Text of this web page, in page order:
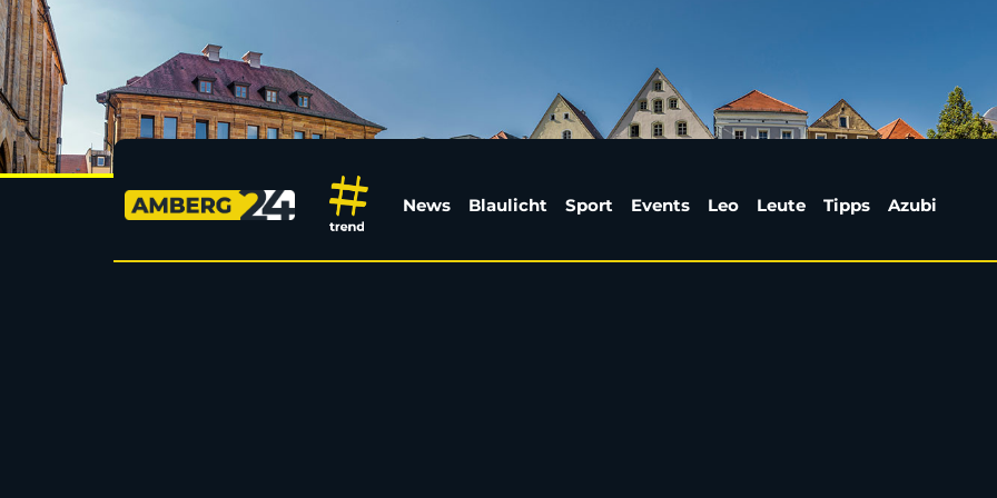
Fahrradfahrer nach Sturz bei Köfering
News Blaulicht Sport Events Leo Leute Tipps Azubi